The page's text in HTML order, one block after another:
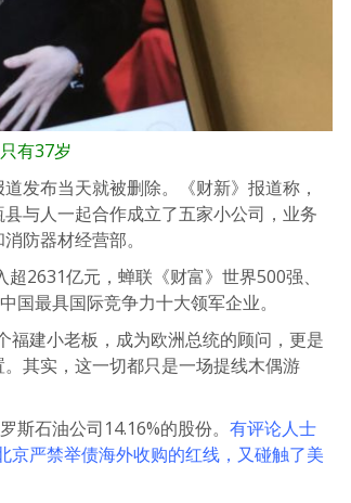
有37岁
发布当天就被删除。《财新》报道称，
与人一起合作成立了五家小公司，业务
防器材经营部。
2631亿元，蝉联《财富》世界500强、
国最具国际竞争力十大领军企业。
福建小老板，成为欧洲总统的顾问，更是
其实，这一切都只是一场提线木偶游
石油公司14.16%的股份。 有评论人士
京严禁举债海外收购的红线，又碰触了美